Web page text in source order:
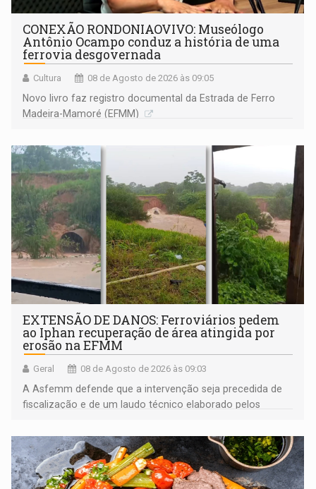
CONEXÃO RONDONIAOVIVO: Museólogo
Antônio Ocampo conduz a história de uma
ferrovia desgovernada
Cultura 08 de Agosto de 2026 às 09:05
Novo livro faz registro documental da Estrada de Ferro
Madeira-Mamoré (EFMM)
EXTENSÃO DE DANOS: Ferroviários pedem
ao Iphan recuperação de área atingida por
erosão na EFMM
Geral 08 de Agosto de 2026 às 09:03
A Asfemm defende que a intervenção seja precedida de
fiscalização e de um laudo técnico elaborado pelos